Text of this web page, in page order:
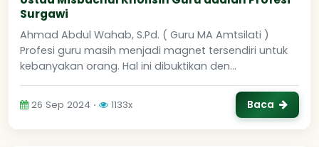
Surgawi
Ahmad Abdul Wahab, S.Pd. ( Guru MA Amtsilati )
Profesi guru masih menjadi magnet tersendiri untuk
kebanyakan orang. Hal ini dibuktikan den...
26 Sep 2024 ⋅ 1133x Baca